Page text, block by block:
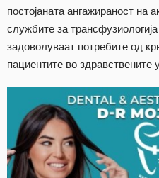
постојаната ангажираност на
службите за
задоволуваат потребите од
пациентите во здравствените